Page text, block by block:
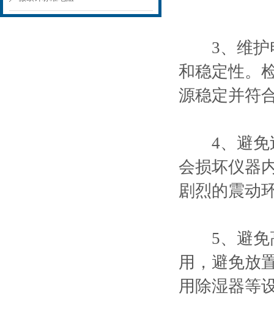
3、维护电
和稳定性。
源稳定并符
4、避免过
会损坏仪器
剧烈的震动
5、避免高
用，避免放
用除湿器等